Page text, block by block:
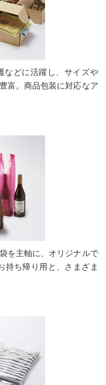
などに活躍し、サイズや
富。商品包装に対応なア
を主軸に、オリジナルで
持ち帰り用と、さまざま